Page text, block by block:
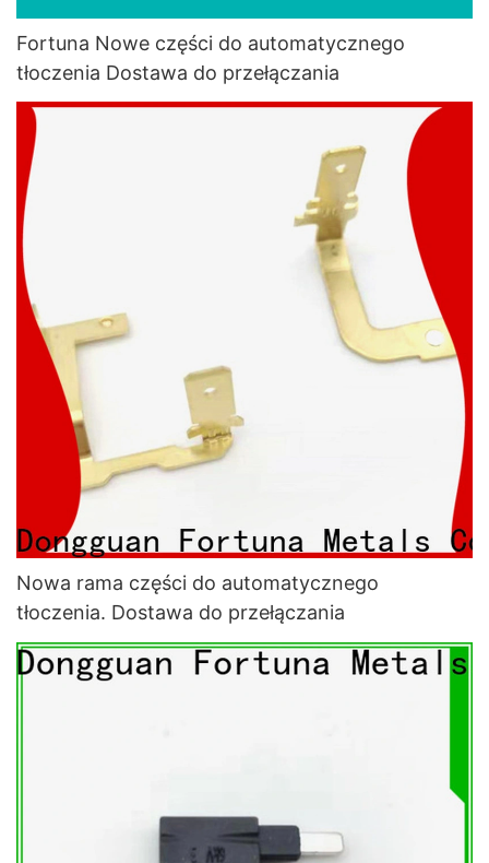
Fortuna Nowe części do automatycznego
tłoczenia Dostawa do przełączania
Nowa rama części do automatycznego
tłoczenia. Dostawa do przełączania